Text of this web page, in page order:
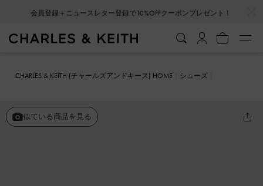
会員登録＋ニュースレター登録で10%OFFクーポンプレゼント！
CHARLES & KEITH (チャールズアンドキース) HOME
シューズ
似ている商品を見る